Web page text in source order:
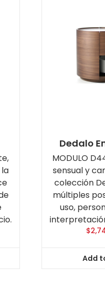
Dedalo
MODULO
sensual y
colección
múltiples
uso,
$
Add